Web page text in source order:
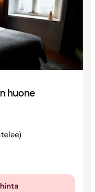
huone